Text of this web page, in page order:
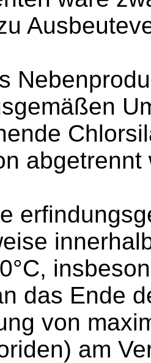
abgetrennt
das Ende
von
am